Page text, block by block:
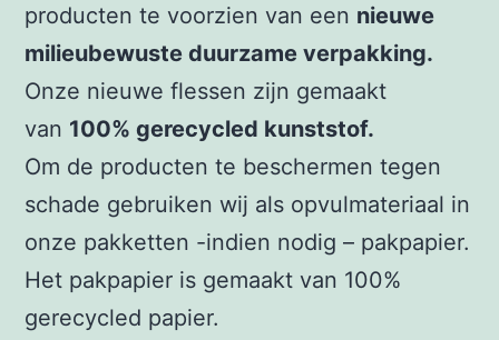
producten te voorzien van een nieuwe
milieubewuste duurzame verpakking.
Onze nieuwe flessen zijn gemaakt
van 100% gerecycled kunststof.
Om de producten te beschermen tegen
schade gebruiken wij als opvulmateriaal in
onze pakketten -indien nodig – pakpapier.
Het pakpapier is gemaakt van 100%
gerecycled papier.